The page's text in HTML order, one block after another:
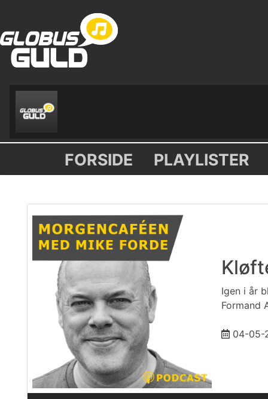
FORSIDE PLAYLISTER
Igen i år
Formand
04-